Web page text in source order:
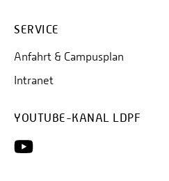
SERVICE
Anfahrt & Campusplan
Intranet
YOUTUBE-KANAL LDPF